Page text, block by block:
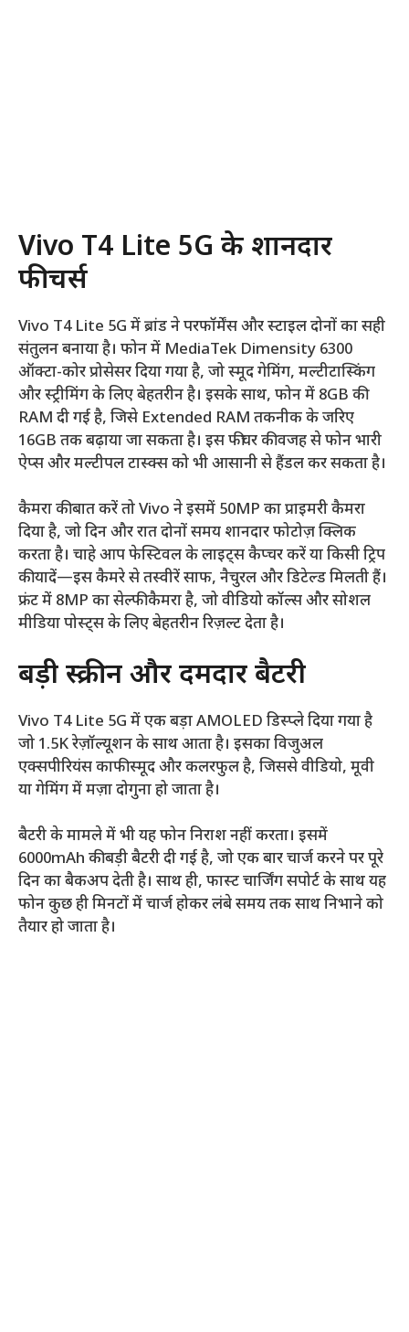
Vivo T4 Lite 5G के शानदार
फीचर्स
Vivo T4 Lite 5G में ब्रांड ने परफॉर्मेंस और स्टाइल दोनों का सही
संतुलन बनाया है। फोन में MediaTek Dimensity 6300
ऑक्टा-कोर प्रोसेसर दिया गया है, जो स्मूद गेमिंग, मल्टीटास्किंग
और स्ट्रीमिंग के लिए बेहतरीन है। इसके साथ, फोन में 8GB की
RAM दी गई है, जिसे Extended RAM तकनीक के जरिए
16GB तक बढ़ाया जा सकता है। इस फीचर की वजह से फोन भारी
ऐप्स और मल्टीपल टास्क्स को भी आसानी से हैंडल कर सकता है।
कैमरा की बात करें तो Vivo ने इसमें 50MP का प्राइमरी कैमरा
दिया है, जो दिन और रात दोनों समय शानदार फोटोज़ क्लिक
करता है। चाहे आप फेस्टिवल के लाइट्स कैप्चर करें या किसी ट्रिप
की यादें—इस कैमरे से तस्वीरें साफ, नैचुरल और डिटेल्ड मिलती हैं।
फ्रंट में 8MP का सेल्फी कैमरा है, जो वीडियो कॉल्स और सोशल
मीडिया पोस्ट्स के लिए बेहतरीन रिज़ल्ट देता है।
बड़ी स्क्रीन और दमदार बैटरी
Vivo T4 Lite 5G में एक बड़ा AMOLED डिस्प्ले दिया गया है
जो 1.5K रेज़ॉल्यूशन के साथ आता है। इसका विजुअल
एक्सपीरियंस काफी स्मूद और कलरफुल है, जिससे वीडियो, मूवी
या गेमिंग में मज़ा दोगुना हो जाता है।
बैटरी के मामले में भी यह फोन निराश नहीं करता। इसमें
6000mAh की बड़ी बैटरी दी गई है, जो एक बार चार्ज करने पर पूरे
दिन का बैकअप देती है। साथ ही, फास्ट चार्जिंग सपोर्ट के साथ यह
फोन कुछ ही मिनटों में चार्ज होकर लंबे समय तक साथ निभाने को
तैयार हो जाता है।